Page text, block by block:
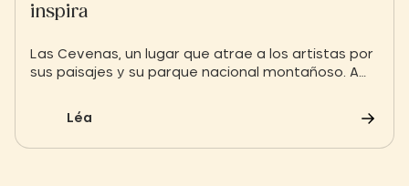
inspira
Las Cevenas, un lugar que atrae a los artistas por
sus paisajes y su parque nacional montañoso. A
Auvergne Rhône Alpes, aquí tiene una breve
Léa